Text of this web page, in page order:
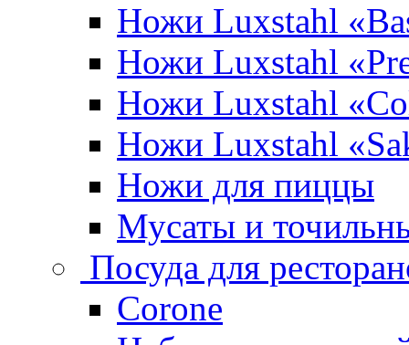
Ножи Luxstahl
Ножи Luxstahl
Ножи Luxstahl
Ножи Luxstahl
Ножи для пиццы
Мусаты и
Посуда для
Corone